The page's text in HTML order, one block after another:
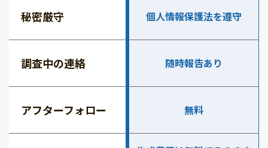
秘密厳守 個人情報保護法を遵守
調査中の連絡 随時報告あり
アフターフォロー 無料